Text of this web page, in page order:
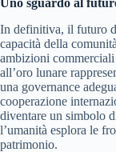
Uno sguardo al
In definitiva, il futuro
capacità della
ambizioni commerciali
all’oro lunare
una governance
cooperazione
diventare un simbolo
l’umanità esplora le
patrimonio.